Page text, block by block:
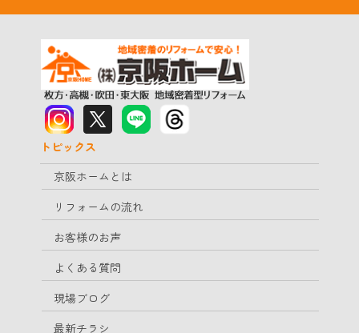
トピックス
京阪ホームとは
リフォームの流れ
お客様のお声
よくある質問
現場ブログ
最新チラシ